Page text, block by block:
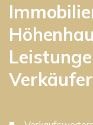
Verkäufer